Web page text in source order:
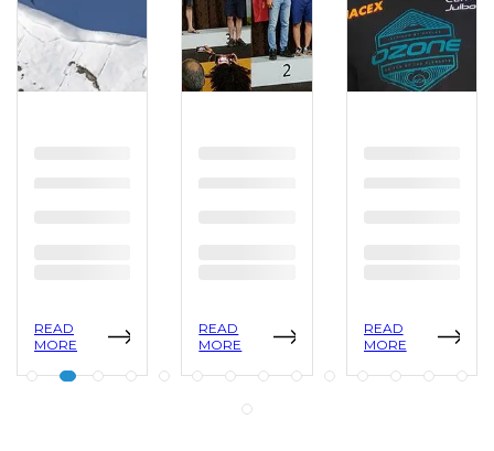
READ
MORE
READ
MORE
READ
MORE